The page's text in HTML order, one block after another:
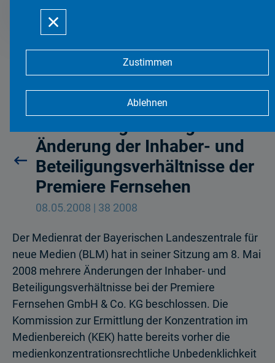
Zustimmen
Ablehnen
Änderung der Inhaber- und
Beteiligungsverhältnisse der
Premiere Fernsehen
08.05.2008 | 38 2008
Der Medienrat der Bayerischen Landeszentrale für
neue Medien (BLM) hat in seiner Sitzung am 8. Mai
2008 mehrere Änderungen der Inhaber- und
Beteiligungsverhält­nisse bei der Premiere
Fernsehen GmbH & Co. KG beschlossen. Die
Kommission zur Ermittlung der Konzentration im
Medienbereich (KEK) hatte bereits vorher die
medienkonzentrationsrechtliche Unbedenklichkeit